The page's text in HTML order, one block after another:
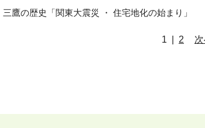
三鷹の歴史「関東大震災 ・ 住宅地化の始まり」
ト
1 | 2